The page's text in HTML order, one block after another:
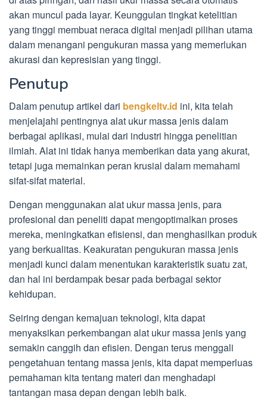
akan muncul pada layar. Keunggulan tingkat ketelitian
yang tinggi membuat neraca digital menjadi pilihan utama
dalam menangani pengukuran massa yang memerlukan
akurasi dan kepresisian yang tinggi.
Penutup
Dalam penutup artikel dari bengkeltv.id ini, kita telah
menjelajahi pentingnya alat ukur massa jenis dalam
berbagai aplikasi, mulai dari industri hingga penelitian
ilmiah. Alat ini tidak hanya memberikan data yang akurat,
tetapi juga memainkan peran krusial dalam memahami
sifat-sifat material.
Dengan menggunakan alat ukur massa jenis, para
profesional dan peneliti dapat mengoptimalkan proses
mereka, meningkatkan efisiensi, dan menghasilkan produk
yang berkualitas. Keakuratan pengukuran massa jenis
menjadi kunci dalam menentukan karakteristik suatu zat,
dan hal ini berdampak besar pada berbagai sektor
kehidupan.
Seiring dengan kemajuan teknologi, kita dapat
menyaksikan perkembangan alat ukur massa jenis yang
semakin canggih dan efisien. Dengan terus menggali
pengetahuan tentang massa jenis, kita dapat memperluas
pemahaman kita tentang materi dan menghadapi
tantangan masa depan dengan lebih baik.